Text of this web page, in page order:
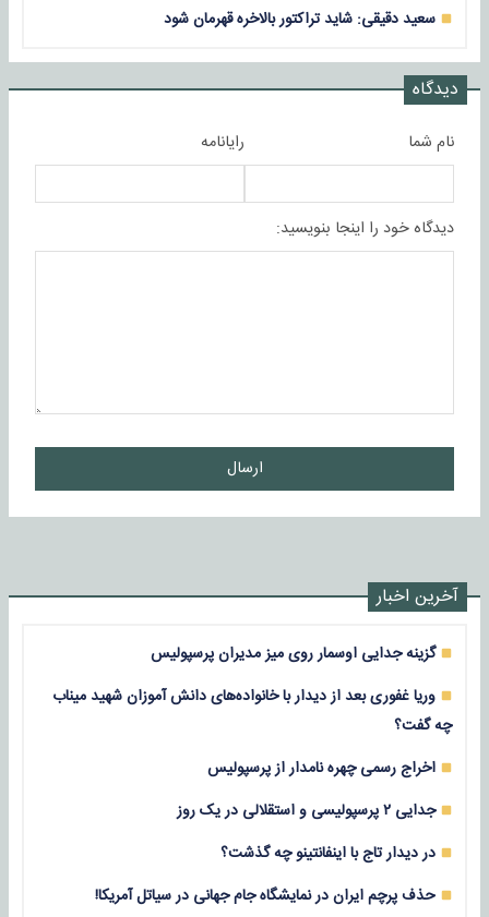
سعید دقیقی: شاید تراکتور بالاخره قهرمان شود
دیدگاه
نام شما رایانامه
دیدگاه خود را اینجا بنویسید:
ارسال
آخرین اخبار
گزینه جدایی اوسمار روی میز مدیران پرسپولیس
وریا غفوری بعد از دیدار با خانواده‌های دانش آموزان شهید میناب
چه گفت؟
اخراج رسمی چهره نامدار از پرسپولیس
جدایی ۲ پرسپولیسی و استقلالی در یک روز
در دیدار تاج با اینفانتینو چه گذشت؟
حذف پرچم ایران در نمایشگاه جام جهانی در سیاتل آمریکا!